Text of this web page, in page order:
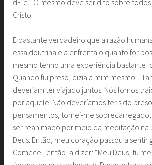
dEle.” O mesmo deve ser dito sobre
Cristo.
É bastante verdadeiro que a razão
essa doutrina e a enfrenta o quanto for
mesmo tenho uma experiência bastante
Quando fui preso, dizia a mim mesmo:
deveriam ter viajado juntos. Nós fomos
por aquele. Não deveríamos ter sido
pensamentos, tornei-me
ser reanimado por meio da meditação na
Deus. Então, meu coração passou a sentir
Comecei, então, a dizer: “Meu Deus, tu